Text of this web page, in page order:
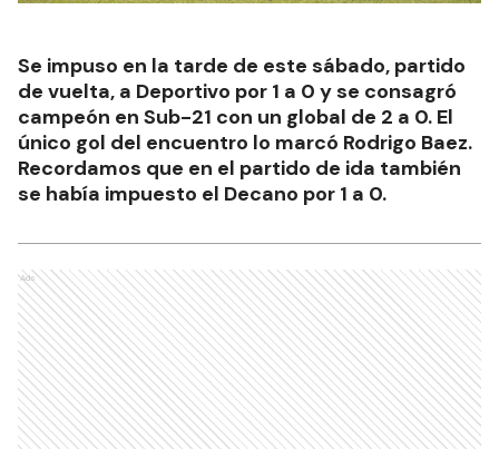
Se impuso en la tarde de este sábado, partido
de vuelta, a Deportivo por 1 a 0 y se consagró
campeón en Sub-21 con un global de 2 a 0. El
único gol del encuentro lo marcó Rodrigo Baez.
Recordamos que en el partido de ida también
se había impuesto el Decano por 1 a 0.
Ads